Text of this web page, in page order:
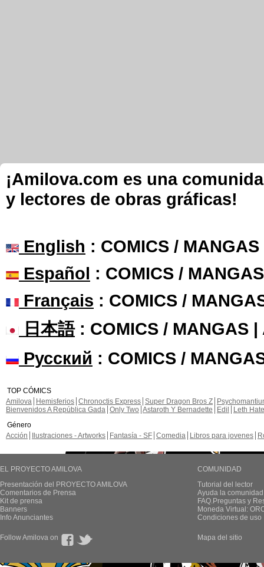
¡Amilova.com es una
y lectores de obras gráficas!
English : COMICS /
Español : COMICS /
Français : COMICS /
日本語: COMICS / MANGAS |
Русский : COMICS /
TOP CÓMICS
Amilova
Hemisferios Chronoctis Express Super Dragon Bros Z
Bienvenidos A República Gada Only Two Astaroth Y Bernadette Edil
Leth Hate
Género
Acción
Ilustraciones - Artworks Fantasía - SF Comedia Libros para jovenes
EL PROYECTO AMILOVA
Presentación del PROYECTO AMILOVA
Comentarios de Prensa
Kit de prensa
Banners
Info Anunciantes
COMUNIDAD
Tutorial del lector
Ayuda la
FAQ.Preguntas y
Moneda Virtual:
Condiciones de uso
Follow Amilova on Mapa del sitio